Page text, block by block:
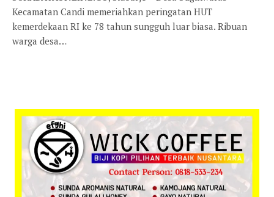
Kecamatan Candi memeriahkan peringatan HUT
kemerdekaan RI ke 78 tahun sungguh luar biasa. Ribuan
warga desa…